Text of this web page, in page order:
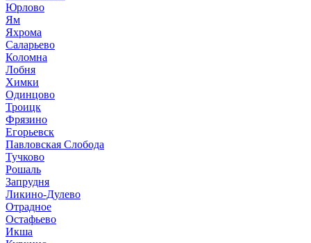
Юрлово
Ям
Яхрома
Саларьево
Коломна
Лобня
Химки
Одинцово
Троицк
Фрязино
Егорьевск
Павловская Слобода
Тучково
Рошаль
Запрудня
Ликино-Дулево
Отрадное
Остафьево
Икша